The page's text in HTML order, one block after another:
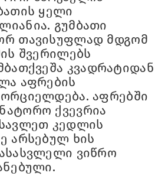
ყელი
გუმბათი
თავისუფლად მდგომ
შვერილებს
კვადრატიდან
აფრების
აფრებში
ქვევრია
კედლის
არსებულ ხის
ვიწრო